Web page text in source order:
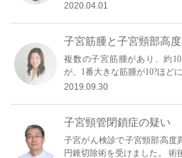
2020.04.01
子宮筋腫と子宮頸部高
複数の子宮筋腫があり、約
が、1番大きな筋腫が10?ほど
2019.09.30
子宮頸管閉鎖症の疑い
子宮がん検診で子宮頸部高度
円錐切除術を受けました。